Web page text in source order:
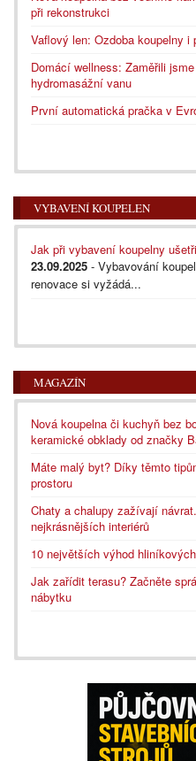
při rekonstrukci
Vaflový len: Ozdoba koupelny
Domácí wellness: Zaměřili
hydromasážní vanu
První automatická pračka v
VYBAVENÍ KOUPELEN
Jak při vybavení koupelny
23.09.2025 - Vybavování
renovace si vyžádá...
MAGAZÍN
Nová koupelna či kuchyň bez
keramické obklady od značky
Máte malý byt? Díky těmto
prostoru
Chaty a chalupy zažívají
nejkrásnějších interiérů
10 největších výhod
Jak zařídit terasu? Začněte
nábytku